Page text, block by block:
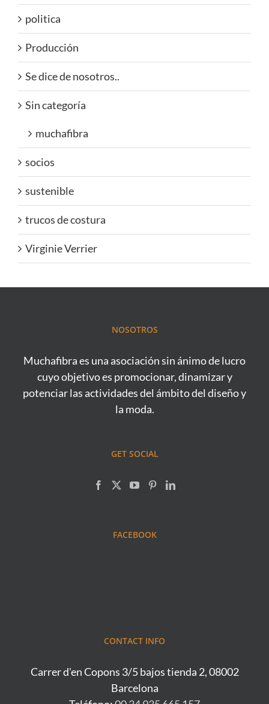
politica
Producción
Se dice de nosotros..
Sin categoría
muchafibra
socios
sustenible
trucos de costura
Virginie Verrier
NOSOTROS
Muchafibra es una asociación sin ánimo de lucro
cuyo objetivo es promocionar, dinamizar y
potenciar las actividades del ámbito del diseño y
la moda.
GET SOCIAL
FACEBOOK
CONTACT INFO
Carrer d'en Copons 3/5 bajos tienda 2, 08002
Barcelona